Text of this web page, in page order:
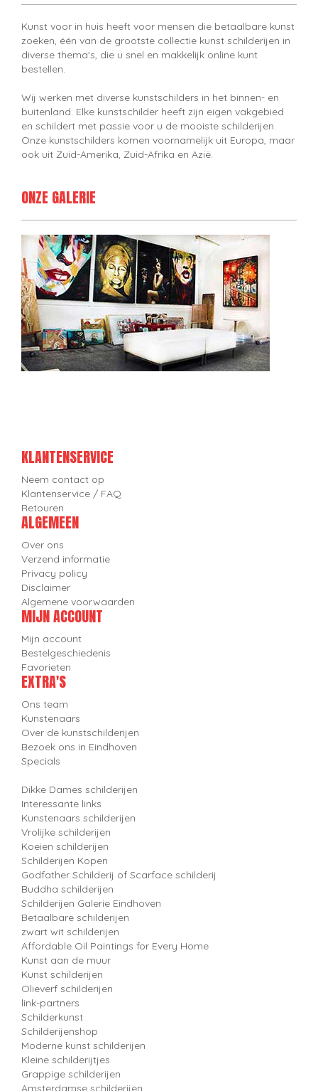
Kunst voor in huis heeft voor mensen die betaalbare kunst
zoeken, één van de grootste collectie kunst schilderijen in
diverse thema's, die u snel en makkelijk online kunt
bestellen.
Wij werken met diverse kunstschilders in het binnen- en
buitenland. Elke kunstschilder heeft zijn eigen vakgebied
en schildert met passie voor u de mooiste schilderijen.
Onze kunstschilders komen voornamelijk uit Europa, maar
ook uit Zuid-Amerika, Zuid-Afrika en Azië.
ONZE GALERIE
KLANTENSERVICE
Neem contact op
Klantenservice / FAQ
Retouren
ALGEMEEN
Over ons
Verzend informatie
Privacy policy
Disclaimer
Algemene voorwaarden
MIJN ACCOUNT
Mijn account
Bestelgeschiedenis
Favorieten
EXTRA'S
Ons team
Kunstenaars
Over de kunstschilderijen
Bezoek ons in Eindhoven
Specials
Dikke Dames schilderijen
Interessante links
Kunstenaars schilderijen
Vrolijke schilderijen
Koeien schilderijen
Schilderijen Kopen
Godfather Schilderij of Scarface schilderij
Buddha schilderijen
Schilderijen Galerie Eindhoven
Betaalbare schilderijen
zwart wit schilderijen
Affordable Oil Paintings for Every Home
Kunst aan de muur
Kunst schilderijen
Olieverf schilderijen
link-partners
Schilderkunst
Schilderijenshop
Moderne kunst schilderijen
Kleine schilderijtjes
Grappige schilderijen
Amsterdamse schilderijen